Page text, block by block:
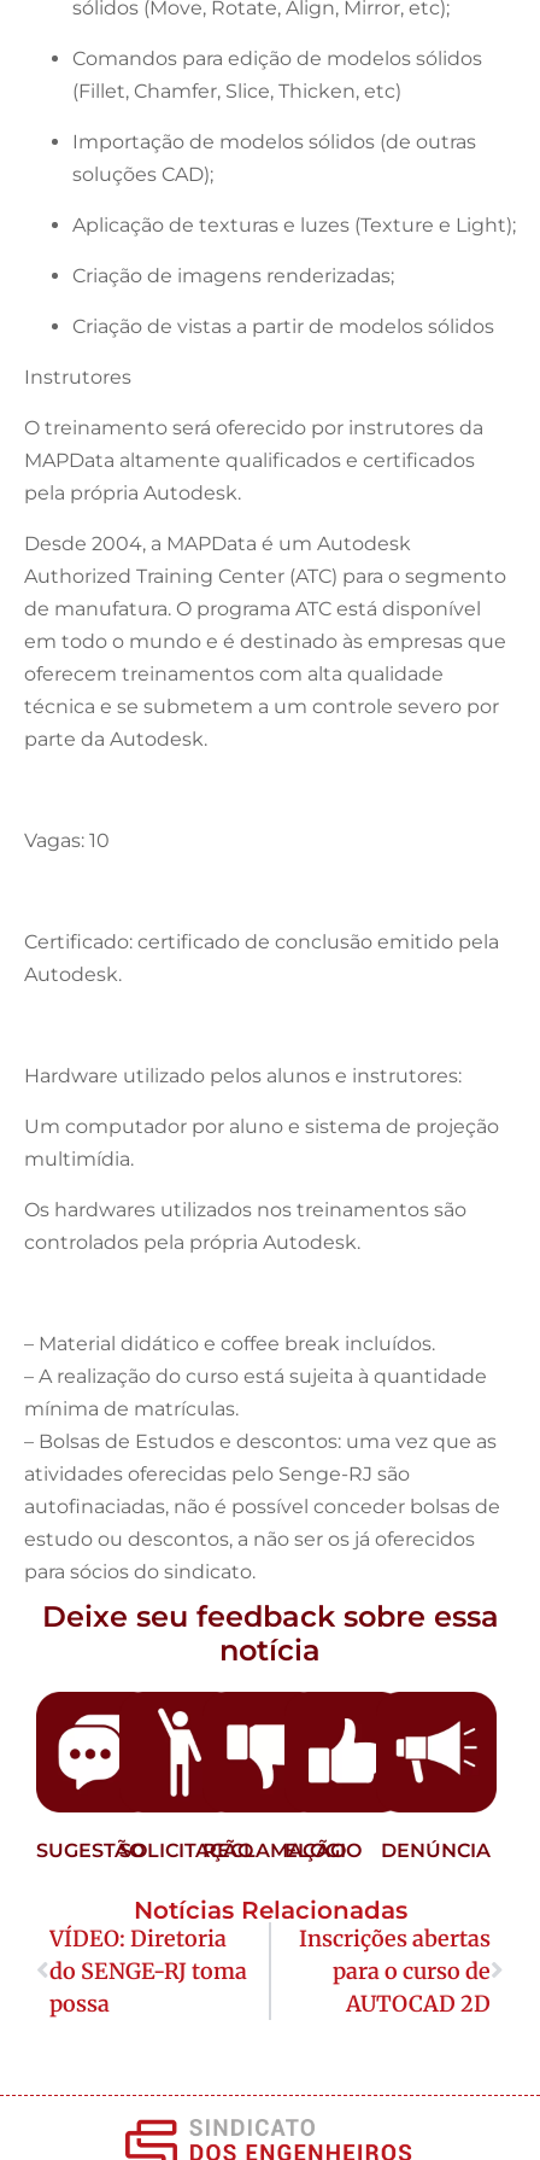
sólidos (Move, Rotate, Align, Mirror, etc);
Comandos para edição de modelos sólidos
(Fillet, Chamfer, Slice, Thicken, etc)
Importação de modelos sólidos (de outras
soluções CAD);
Aplicação de texturas e luzes (Texture e Light);
Criação de imagens renderizadas;
Criação de vistas a partir de modelos sólidos
Instrutores
O treinamento será oferecido por instrutores da
MAPData altamente qualificados e certificados
pela própria Autodesk.
Desde 2004, a MAPData é um Autodesk
Authorized Training Center (ATC) para o segmento
de manufatura. O programa ATC está disponível
em todo o mundo e é destinado às empresas que
oferecem treinamentos com alta qualidade
técnica e se submetem a um controle severo por
parte da Autodesk.
Vagas: 10
Certificado: certificado de conclusão emitido pela
Autodesk.
Hardware utilizado pelos alunos e instrutores:
Um computador por aluno e sistema de projeção
multimídia.
Os hardwares utilizados nos treinamentos são
controlados pela própria Autodesk.
– Material didático e coffee break incluídos.
– A realização do curso está sujeita à quantidade
mínima de matrículas.
– Bolsas de Estudos e descontos: uma vez que as
atividades oferecidas pelo Senge-RJ são
autofinaciadas, não é possível conceder bolsas de
estudo ou descontos, a não ser os já oferecidos
para sócios do sindicato.
Deixe seu feedback sobre essa
notícia
SUGESTÃOSOLICITAÇÃORECLAMAÇÃO
ELOGIO DENÚNCIA
Notícias Relacionadas
VÍDEO: Diretoria
do SENGE-RJ toma
possa
Inscrições abertas
para o curso de
AUTOCAD 2D